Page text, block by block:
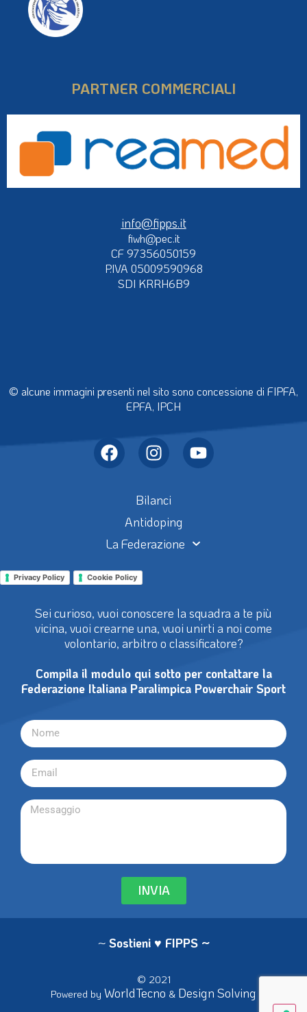
PARTNER COMMERCIALI
info@fipps.it
fiwh@pec.it
CF 97356050159
P.IVA 05009590968
SDI KRRH6B9
© alcune immagini presenti nel sito sono concessione di FIPFA,
EPFA, IPCH
Bilanci
Antidoping
La Federazione
Privacy Policy Cookie Policy
Sei curioso, vuoi conoscere la squadra a te più
vicina, vuoi crearne una, vuoi unirti a noi come
volontario, arbitro o classificatore?
Compila il modulo qui sotto per contattare la
Federazione Italiana Paralimpica Powerchair Sport
INVIA
~ Sostieni ♥ FIPPS ~
© 2021
Powered by WorldTecno & Design Solving